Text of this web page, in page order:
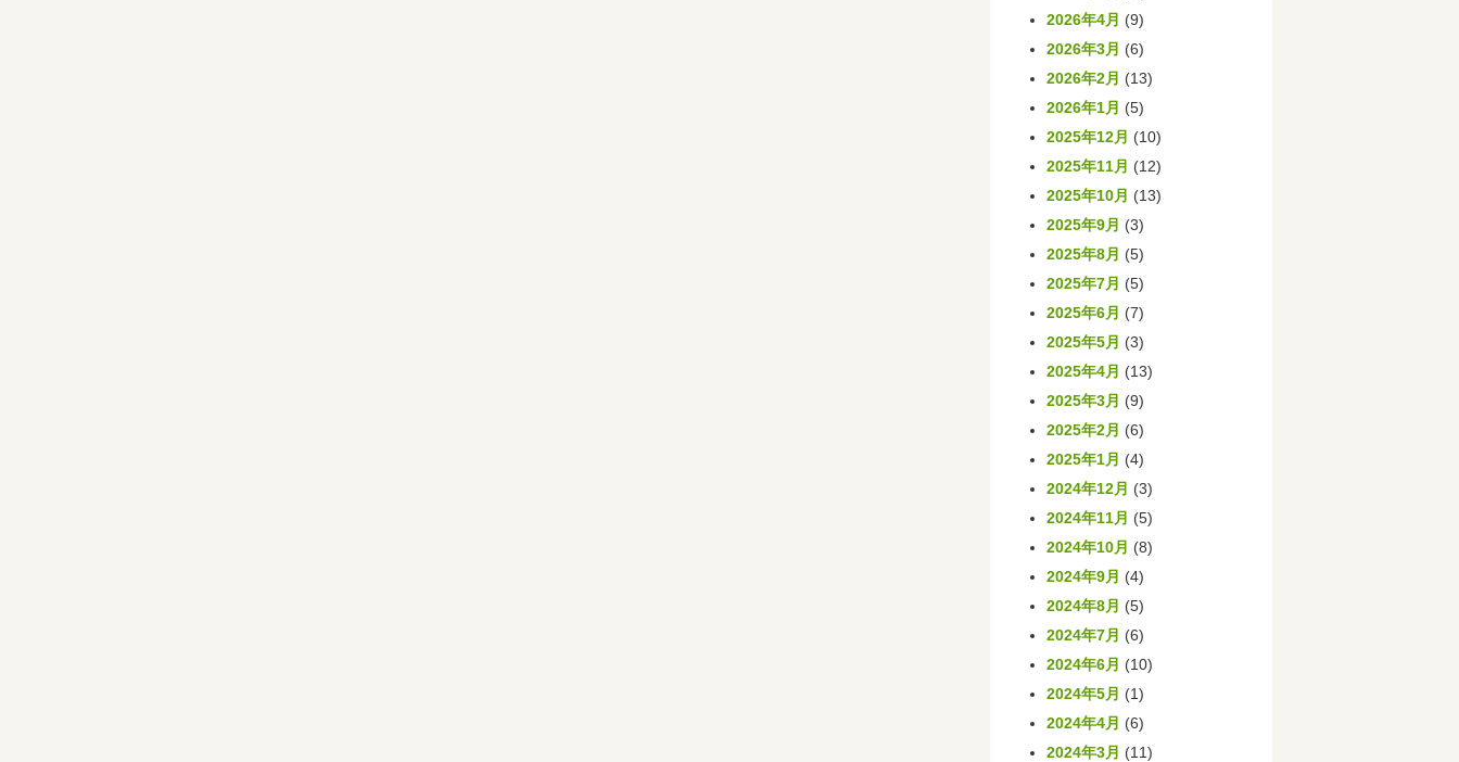
2026年4月 (9)
2026年3月 (6)
2026年2月 (13)
2026年1月 (5)
2025年12月 (10)
2025年11月 (12)
2025年10月 (13)
2025年9月 (3)
2025年8月 (5)
2025年7月 (5)
2025年6月 (7)
2025年5月 (3)
2025年4月 (13)
2025年3月 (9)
2025年2月 (6)
2025年1月 (4)
2024年12月 (3)
2024年11月 (5)
2024年10月 (8)
2024年9月 (4)
2024年8月 (5)
2024年7月 (6)
2024年6月 (10)
2024年5月 (1)
2024年4月 (6)
2024年3月 (11)